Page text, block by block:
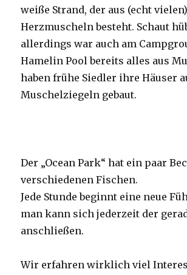
weiße Strand, der aus (echt
Herzmuscheln besteht. Schaut
allerdings war auch am
Hamelin Pool bereits alles aus
haben frühe Siedler ihre Häuser
Muschelziegeln gebaut.
Der „Ocean Park“ hat ein paar
verschiedenen Fischen.
Jede Stunde beginnt eine neue
man kann sich jederzeit der
anschließen.
Wir erfahren wirklich viel